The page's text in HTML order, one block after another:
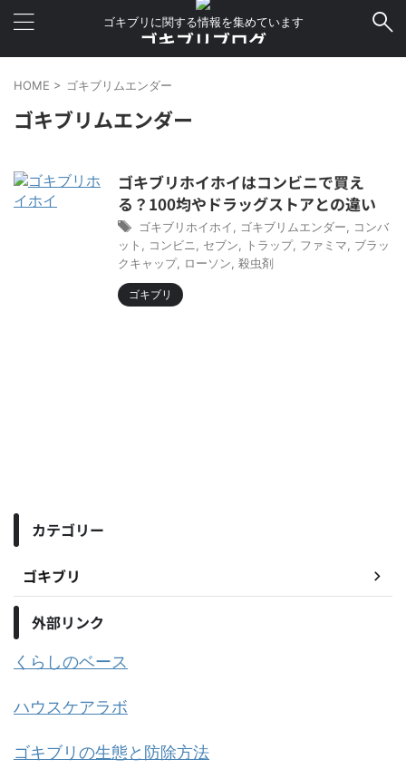
ゴキブリに関する情報を集めています
ゴキブリブログ
HOME > ゴキブリムエンダー
ゴキブリムエンダー
ゴキブリホイホイはコンビニで買え
る？100均やドラッグストアとの違い
ゴキブリホイホイ ゴキブリムエンダー
コンバ
ット
コンビニ セブン トラップ, ファミマ
ブラッ
クキャップ, ローソン 殺虫剤
ゴキブリ
カテゴリー
ゴキブリ
外部リンク
くらしのベース
ハウスケアラボ
ゴキブリの生態と防除方法